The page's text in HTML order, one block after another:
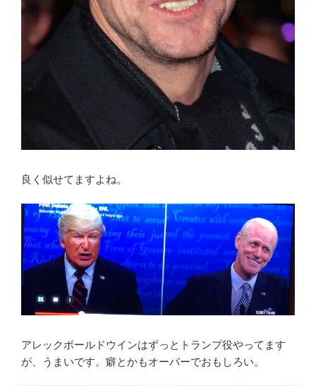
良く似せてますよね。
アレックボールドウインはずっとトランプ役やってます
が、うまいです。癖とかもオーバーでおもしろい。